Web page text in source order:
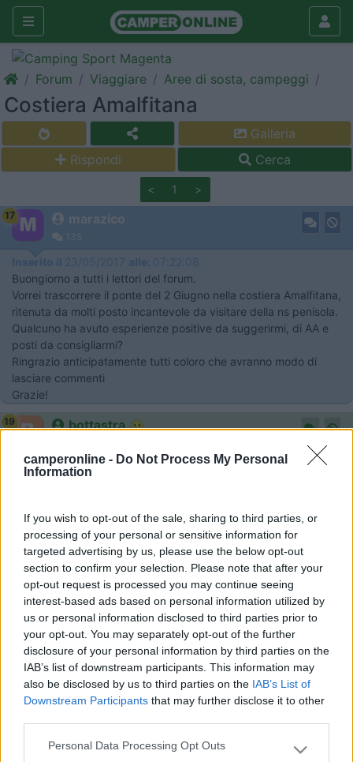
camperonline - Do Not Process My Personal
Information
If you wish to opt-out of the sale, sharing to third parties, or
processing of your personal or sensitive information for
targeted advertising by us, please use the below opt-out
section to confirm your selection. Please note that after your
opt-out request is processed you may continue seeing
interest-based ads based on personal information utilized by
us or personal information disclosed to third parties prior to
your opt-out. You may separately opt-out of the further
disclosure of your personal information by third parties on the
IAB’s list of downstream participants. This information may
also be disclosed by us to third parties on the IAB’s List of
Downstream Participants that may further disclose it to other
Please note that this website/app uses one or more Google
Personal Data Processing Opt Outs
Forum Viaggiare Aree di sosta, campeggi
Costiera Amalfitana
Galleria
Rispondi
Cerca
< 1 >
17 marazico
135
Inserito il 23/05/2017 alle: 07:22:08
Buongiorno a tutti i lettori del forum.
Vorrei trascorrere il ponte del 2 Giugno nella costiera Amalfitana,
ritenuta da molti posto incantevole da visitare della ns penisola.
Qualcuno ha avuto esperienze positive da suggerirmi, di AA e
posti da consigliarmi?
Ringrazio anticipatamente tutti coloro che avranno modo di
lasciare commenti
Grazie!
19 bottastra
Inserito il23/05/2017 alle:09:11:27
circolazione ai camper, per cui bisogna fermarsi nelle vicinanze
e girare la costiera in bus (o con lo scooter).
Di alternative, nelle vicinanze, non ce ne sono tante: aree di
sosta non mi risulta che ce ne siano, quindi devi fermarti
necessariamente in un camping.
Io mi sento di segnalarti il Nube d'Argento a Sorrento e il Beata
Solitudo ad Agerola.
ziodani
Inserito il26/05/2017 alle: 10:09:02
Ti sconsiglio di avventurarti in camper sulla costiera, sia per il
percorrono tutta la costa, i battelli per le isole, oppure il treno